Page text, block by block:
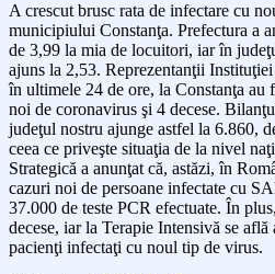
A crescut brusc rata de infectare cu
municipiului Constanţa. Prefectura a
de 3,99 la mia de locuitori, iar în judeţ
ajuns la 2,53. Reprezentanţii
în ultimele 24 de ore, la Constanţa au
noi de coronavirus şi 4 decese.
judeţul nostru ajunge astfel la 6.860,
ceea ce priveşte situaţia de la nivel
Strategică a anunţat că, astăzi, în
cazuri noi de persoane infectate cu
37.000 de teste PCR efectuate. În
decese, iar la Terapie Intensivă se
pacienţi infectaţi cu noul tip de virus.